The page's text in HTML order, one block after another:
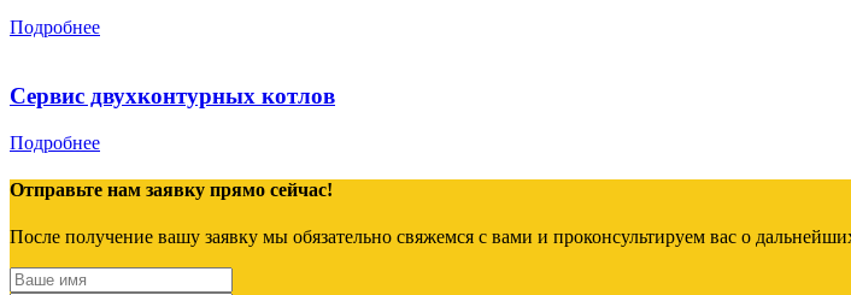
Подробнее
Сервис двухконтурных котлов
Подробнее
Отправьте нам заявку прямо сейчас!
После получение вашу заявку мы обязательно свяжемся с вами и проконсультируем вас о